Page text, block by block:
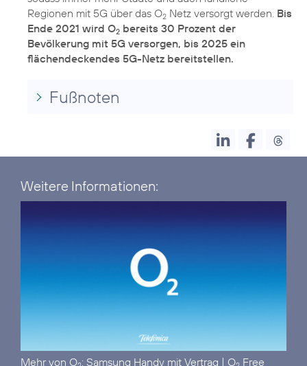
Regionen mit 5G über das O2 Netz versorgt werden. Bis
Ende 2021 wird O2 bereits 30 Prozent der
Bevölkerung mit 5G versorgen, bis 2025 ein
flächendeckendes 5G-Netz bereitstellen.
Fußnoten
Weitere Informationen:
Mehr von O : Samsung Handy mit Vertrag | O Free